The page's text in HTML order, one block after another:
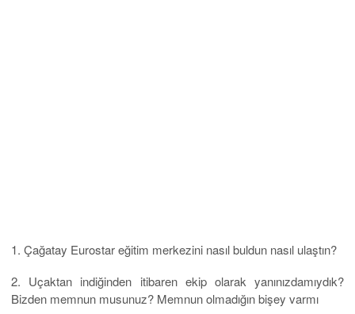
1. Çağatay Eurostar eğitim merkezini nasıl buldun nasıl ulaştın?
2. Uçaktan indiğinden itibaren ekip olarak yanınızdamıydık?
Bizden memnun musunuz? Memnun olmadığın bişey varmı